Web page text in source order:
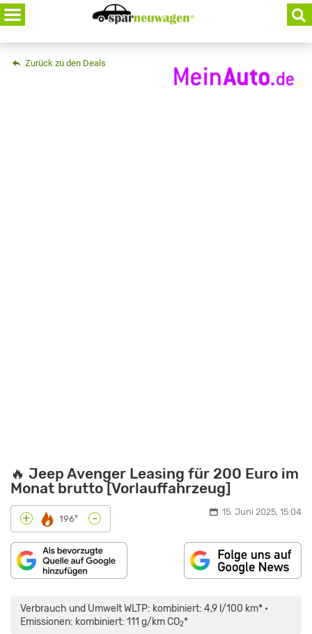
Skip
to
content
Zurück zu den Deals
🔥 Jeep Avenger Leasing für 200 Euro im
Monat brutto [Vorlauffahrzeug]
+ 196° - 15. Juni 2025, 15:04
Verbrauch und Umwelt WLTP: kombiniert: 4,9 l/100 km* •
Emissionen: kombiniert: 111 g/km CO2*
(2024)
WIR
FAHREN
DEN